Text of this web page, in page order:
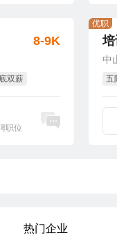
双薪
职位
8-9K
中
五
优职
热门企业